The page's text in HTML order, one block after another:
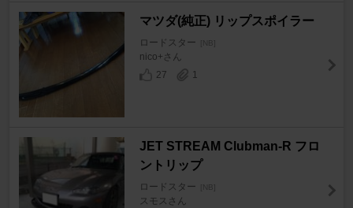
マツダ(純正) リップスポイラー
ロードスター [NB]
nico+さん
27
1
JET STREAM Clubman-R フロ
ントリップ
ロードスター [NB]
スモスさん